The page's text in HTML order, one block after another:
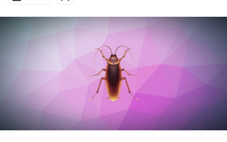
Economia
I MIEI PREFERITI